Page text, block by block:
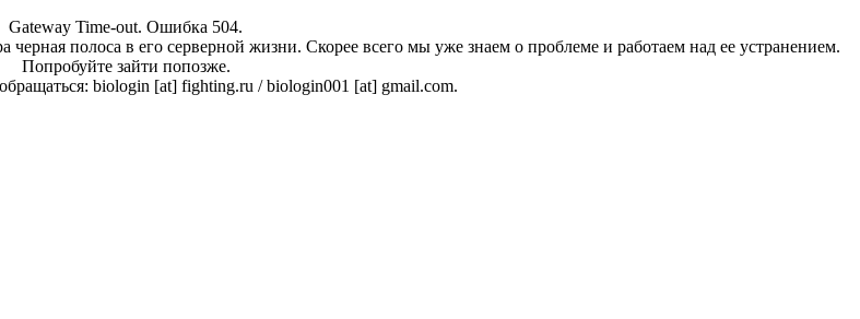
Gateway Time-out. Ошибка 504.
полоса в его серверной жизни. Скорее всего мы уже знаем о проблеме и работаем над ее устранением.
Попробуйте зайти попозже.
biologin [at] fighting.ru / biologin001 [at] gmail.com.